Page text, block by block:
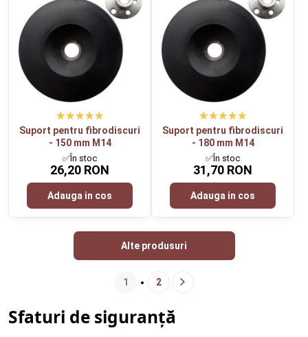
Suport pentru fibrodiscuri
- 150 mm M14
✅În stoc
26,20 RON
Adauga in cos
Suport pentru fibrodiscuri
- 180 mm M14
✅În stoc
31,70 RON
Adauga in cos
Alte produsuri
1 2
Sfaturi de siguranță